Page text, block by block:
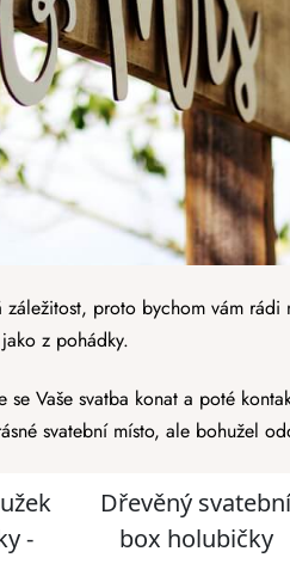
záležitost, proto bychom vám
z pohádky.
Vaše svatba konat a poté
svatební místo, ale bohužel